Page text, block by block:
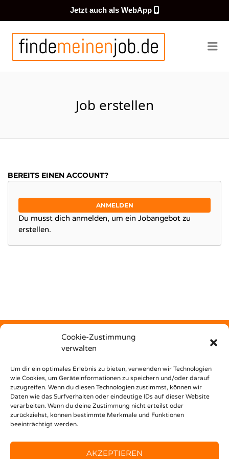
Jetzt auch als WebApp
Cookie-Zustimmung
verwalten
Um dir ein optimales Erlebnis zu bieten, verwenden wir Technologien
wie Cookies, um Geräteinformationen zu speichern und/oder darauf
zuzugreifen. Wenn du diesen Technologien zustimmst, können wir
Daten wie das Surfverhalten oder eindeutige IDs auf dieser Website
verarbeiten. Wenn du deine Zustimmung nicht erteilst oder
zurückziehst, können bestimmte Merkmale und Funktionen
beeinträchtigt werden.
AKZEPTIEREN
Job erstellen
BEREITS EINEN ACCOUNT?
ANMELDEN
Du musst dich anmelden, um ein Jobangebot zu
erstellen.
unterstützt dich Nest Bildungsbar bei deinem Weg in den
Beruf!